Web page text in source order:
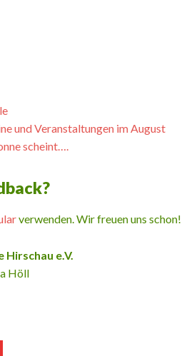
und Veranstaltungen im August
scheint….
verwenden. Wir freuen uns schon!
e.V.
Höll